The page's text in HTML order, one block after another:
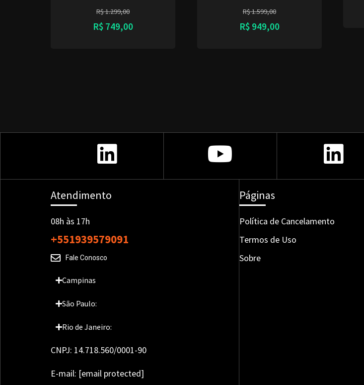
R$1.299,00
R$ 749,00
R$1.599,00
R$949,00
Atendimento
08h às 17h
+551939579091
Fale Conosco
Campinas
São Paulo:
Rio de Janeiro:
CNPJ: 14.718.560/0001-90
E-mail: [email protected]
Páginas
Política de Cancelamento
Termos de Uso
Sobre